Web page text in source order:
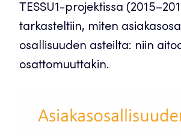
TESSU1-projektissa
tarkasteltiin, miten
osallisuuden asteilta: niin
osattomuuttakin.